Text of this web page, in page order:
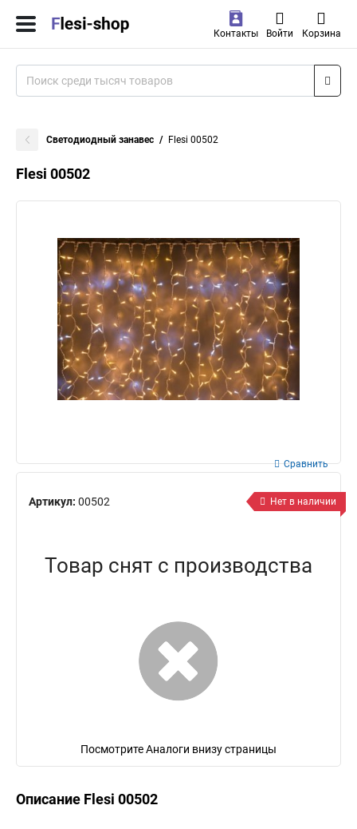
Контакты Войти Корзина
Светодиодный занавес Flesi 00502
Flesi 00502
Артикул: 00502
Сравнить
Нет в наличии
Товар снят с производства
Посмотрите Аналоги внизу страницы
Описание Flesi 00502